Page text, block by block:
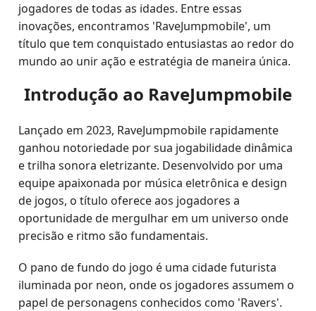
jogadores de todas as idades. Entre essas
inovações, encontramos 'RaveJumpmobile', um
título que tem conquistado entusiastas ao redor do
mundo ao unir ação e estratégia de maneira única.
Introdução ao RaveJumpmobile
Lançado em 2023, RaveJumpmobile rapidamente
ganhou notoriedade por sua jogabilidade dinâmica
e trilha sonora eletrizante. Desenvolvido por uma
equipe apaixonada por música eletrônica e design
de jogos, o título oferece aos jogadores a
oportunidade de mergulhar em um universo onde
precisão e ritmo são fundamentais.
O pano de fundo do jogo é uma cidade futurista
iluminada por neon, onde os jogadores assumem o
papel de personagens conhecidos como 'Ravers'.